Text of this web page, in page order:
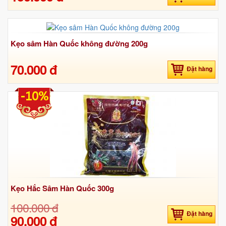
Kẹo sâm Hàn Quốc không đường 200g
70.000 đ Đặt hàng
Kẹo Hắc Sâm Hàn Quốc 300g
100.000 đ
90.000 đ Đặt hàng
-10%